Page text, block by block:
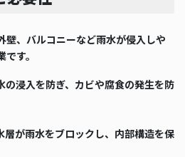
壁、バルコニーなど雨水が侵入しや
す。
の浸入を防ぎ、カビや腐食の発生を防
層が雨水をブロックし、内部構造を保